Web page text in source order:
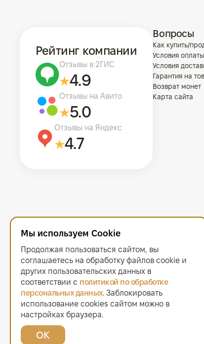
Рейтинг компании
Отзывы в 2ГИС
4.9
Отзывы на Авито
5.0
Отзывы на Яндекс
4.7
Вопросы
Как купить/
Условия оплаты
Условия
Гарантия на
Возврат монет
Карта сайта
ООО "Золотая Плата"
Политика в отношении
Согласие на обработку
Договор оферты
Мы используем cookie.
Продолжая
2021–2026 © «Золотая
Мы используем Cookie
Продолжая пользоваться сайтом, вы
соглашаетесь на обработку файлов сооkiе и
других пользовательских данных в
соответствии с политикой по обработке
персональных данных. Заблокировать
использование cookies сайтом можно в
настройках браузера.
ОК